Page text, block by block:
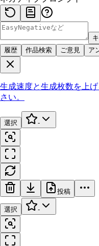
履歴
作品検索 ご意見 ア
生成速度と生成枚数を上げ
さい。
選択 -
投稿
選択 -